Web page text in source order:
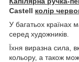
Castell колір
У багатьох країнах
серед художників.
Їхня виразна сила,
кольору, а також